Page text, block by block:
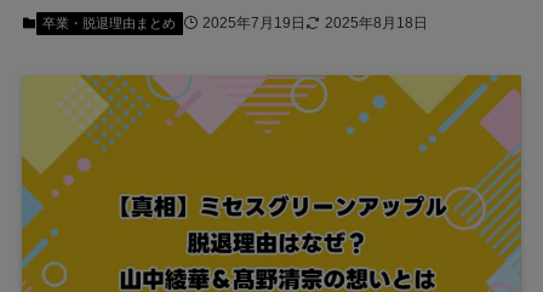
卒業・脱退理由まとめ 2025年7月19日 2025年8月18日